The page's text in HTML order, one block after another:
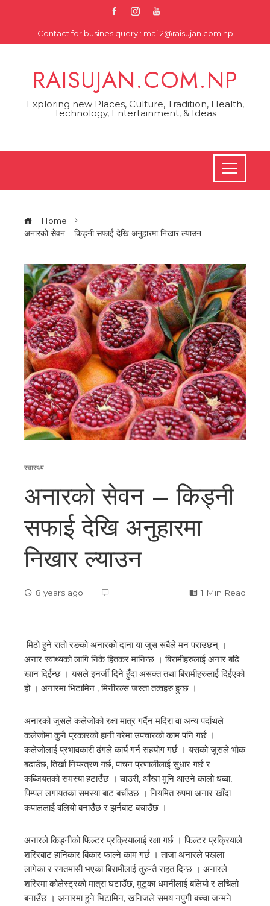
Contact for busines query : mail2@raisujan.com.np
RAISUJAN.COM.NP
Exploring new Places, Culture, Tradition, Health,
Technology, Entertainment, & Ideas
Home
अनारको सेवन – किड्नी सफाई देखि अनुहारमा निखार ल्याउन
स्वास्थ्य
अनारको सेवन – किड्नी
सफाई देखि अनुहारमा
निखार ल्याउन
8 years ago 1 Min Read
मिठो हुने रातो रङको अनारको दाना या जुस सबैले मन पराउछन् ।
अनार स्वाथ्यको लागि निकै हितकर मानिन्छ । बिरामीहरुलाई अनार बढि
खान दिईन्छ । यसले इनर्जी दिने हुँदा असक्त तथा बिरामीहरुलाई दिईएको
हो । अनारमा भिटामिन , मिनीरल्स जस्ता तत्वहरु हुन्छ ।
अनारको जुसले कलेजोको रक्षा मात्र गर्दैन मदिरा वा अन्य पर्दाथले
कलेजोमा कुनै प्रकारको हानी गरेमा उपचारको काम पनि गर्छ ।
कलेजोलाई प्रभावकारी ढंगले कार्य गर्न सहयोग गर्छ । यसको जुसले भोक
बढाउँछ, तिर्खा नियन्त्रण गर्छ, पाचन प्रणालीलाई सुधार गर्छ र
कब्जियतको समस्या हटाउँछ । चाउरी, आँखा मुनि आउने कालो धब्बा,
पिम्पल लगायतका समस्या बाट बचाँउछ । नियमित रुपमा अनार खाँदा
कपाललाई बलियो बनाउँछ र झर्नबाट बचाउँछ ।
अनारले किड्नीको फिल्टर प्रक्रियालाई रक्षा गर्छ । फिल्टर प्रक्रियाले
शरिरबाट हानिकार बिकार फाल्ने काम गर्छ । ताजा अनारले पखला
लागेका र रगतमासी भएका बिरामीलाई तुरुन्तै राहत दिन्छ । अनारले
शरिरमा कोलेस्ट्रको मात्रा घटाउँछ, मुटुका धमनीलाई बलियो र लचिलो
बनाउँछ । अनारमा हुने भिटामिन, खनिजले समय नपुगी बच्चा जन्मने